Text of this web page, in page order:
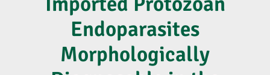
Endoparasites
Morphologically